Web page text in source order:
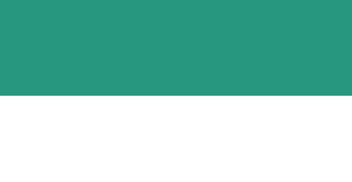
支部